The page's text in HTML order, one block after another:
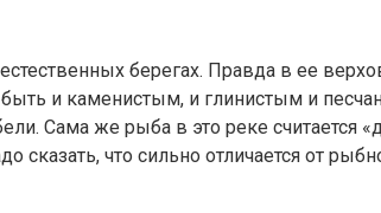
берегах. Правда в ее
и каменистым, и глинистым и
Сама же рыба в это реке считается
что сильно отличается от